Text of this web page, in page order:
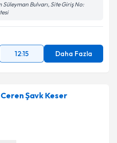
Bulvarı, Site Giriş No:
12:15 Daha Fazla
Şavk Keser